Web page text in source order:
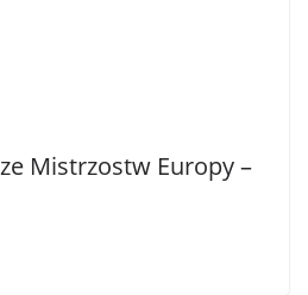
Mistrzostw Europy –